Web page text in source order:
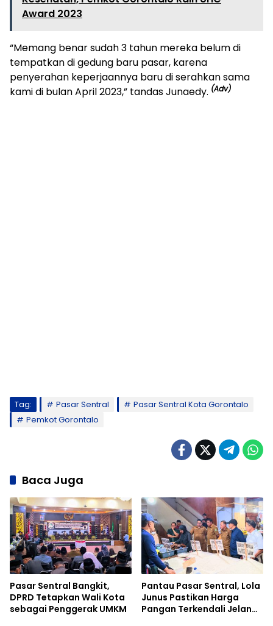
Award 2023
“Memang benar sudah 3 tahun mereka belum di
tempatkan di gedung baru pasar, karena
penyerahan keperjaannya baru di serahkan sama
kami di bulan April 2023,” tandas Junaedy. (Adv)
Tag: Pasar Sentral
Pasar Sentral Kota Gorontalo
Pemkot Gorontalo
Baca Juga
Pasar Sentral Bangkit,
DPRD Tetapkan Wali Kota
sebagai Penggerak UMKM
Pantau Pasar Sentral, Lola
Junus Pastikan Harga
Pangan Terkendali Jelang